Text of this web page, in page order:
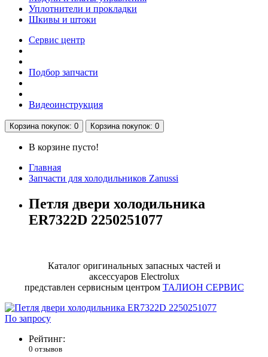
Уплотнители и прокладки
Шкивы и штоки
Сервис центр
Подбор запчасти
Видеоинструкция
Корзинапокупок: 0 Корзинапокупок: 0
В корзине пусто!
Главная
Запчасти для холодильников Zanussi
Петля двери холодильника
ER7322D 2250251077
Каталог оригинальных запасных частей и
аксессуаров Electrolux
представлен сервисным центром ТАЛИОН СЕРВИС
По запросу
Рейтинг:
0 отзывов